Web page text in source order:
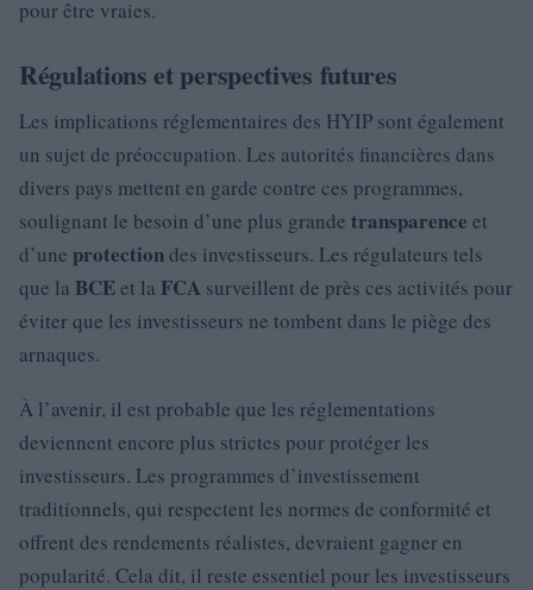
pour être vraies.
Régulations et perspectives futures
Les implications réglementaires des HYIP sont également
un sujet de préoccupation. Les autorités financières dans
divers pays mettent en garde contre ces programmes,
soulignant le besoin d’une plus grande transparence et
d’une protectiondes investisseurs. Les régulateurs tels
que la BCEet la FCA surveillent de près ces activités pour
éviter que les investisseurs ne tombent dans le piège des
arnaques.
À l’avenir, il est probable que les réglementations
deviennent encore plus strictes pour protéger les
investisseurs. Les programmes d’investissement
traditionnels, qui respectent les normes de conformité et
offrent des rendements réalistes, devraient gagner en
popularité. Cela dit, il reste essentiel pour les investisseurs